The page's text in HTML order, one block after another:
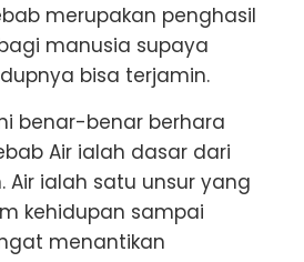
merupakan penghasil
manusia supaya
bisa terjamin.
benar-benar berhara
Air ialah dasar dari
Air ialah satu unsur yang
kehidupan sampai
menantikan